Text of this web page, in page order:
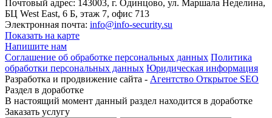
Почтовый адрес: 143003, г. Одинцово, ул. Маршала Неделина,
БЦ West East, 6 Б, этаж 7, офис 713
Электронная почта: info@info-security.su
Показать на карте
Напишите нам
Соглашение об обработке персональных данных Политика
обработки персональных данных Юридическая информация
Разработка и продвижение сайта - Агентство Открытое SEO
Раздел в доработке
В настоящий момент данный раздел находится в доработке
Заказать услугу